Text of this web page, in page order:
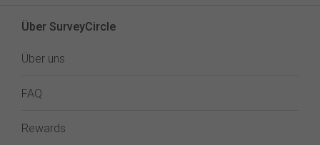
Über SurveyCircle
Über uns
FAQ
Rewards